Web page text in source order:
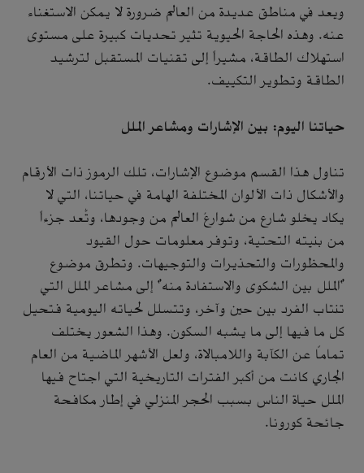
ويعد في مناطق عديدة من العالم ضرورة لا يمكن الاستغناء
عنه. وهذه الحاجة الحيوية تثير تحديات كبيرة على مستوى
استهلاك الطاقة، مشيراً إلى تقنيات المستقبل لترشيد
الطاقة وتطوير التكييف.
حياتنا اليوم: بين الإشارات ومشاعر الملل
تناول هذا القسم موضوع الإشارات، تلك الرموز ذات الأرقام
والأشكال ذات الألوان المختلفة الهامة في حياتنا، التي لا
يكاد يخلو شارع من شوارعُ العالم من وجودها، وتُّعد جزءاً
من بنيته التحتية، وتوفر معلومات حول القيود
والمحظورات والتحذيرات والتوجيهات. وتطرق موضوع
"الملل بين الشكوى والاستفادة منه" إلى مشاعر الملل التي
تنتاب الفرد بين حين وآخر، وتتسلل لحياته اليومية فتحيل
كل ما فيها إلى ما يشبه السكون. وهذا الشعور يختلف
تماماً عن الكآبة واللامبالاة، ولعل الأشهر الماضية من العام
الجاري كانت من أكبر الفترات التاريخية التي اجتاح فيها
الملل حياة الناس بسبب الحجر المنزلي في إطار مكافحة
جائحة كورونا.